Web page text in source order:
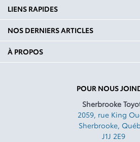
POUR NOUS
Sherbrooke
2059, rue King
Sherbrooke,
J1J 2E9
LIENS RAPIDES
NOS DERNIERS ARTICLES
À PROPOS